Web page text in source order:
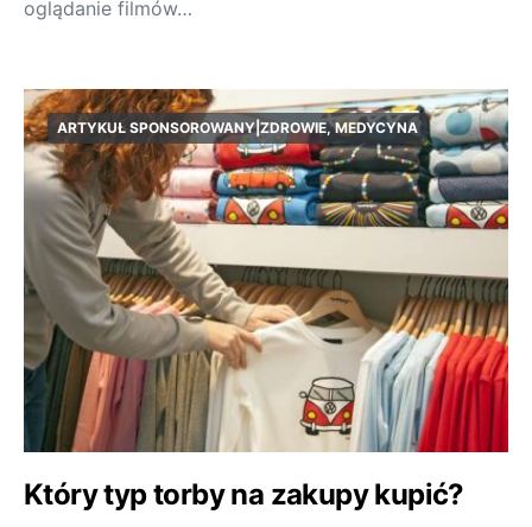
oglądanie filmów…
ARTYKUŁ SPONSOROWANY|ZDROWIE, MEDYCYNA
Który typ torby na zakupy kupić?